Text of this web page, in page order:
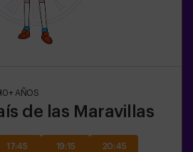
10+ AÑOS
de las Maravillas
17:45 19:15 20:45